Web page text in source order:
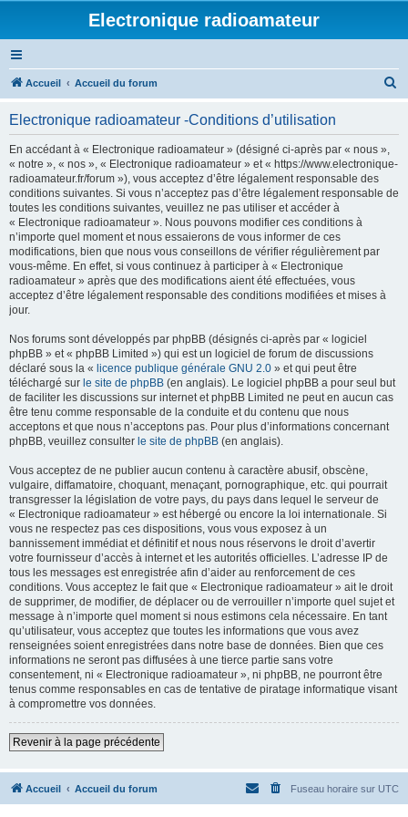
Electronique radioamateur
Accueil Accueil du forum
Electronique radioamateur -Conditions d’utilisation
En accédant à « Electronique radioamateur » (désigné ci-après par « nous »,
« notre », « nos », « Electronique radioamateur » et « https://www.electronique-
radioamateur.fr/forum »), vous acceptez d’être légalement responsable des
conditions suivantes. Si vous n’acceptez pas d’être légalement responsable de
toutes les conditions suivantes, veuillez ne pas utiliser et accéder à
« Electronique radioamateur ». Nous pouvons modifier ces conditions à
n’importe quel moment et nous essaierons de vous informer de ces
modifications, bien que nous vous conseillons de vérifier régulièrement par
vous-même. En effet, si vous continuez à participer à « Electronique
radioamateur » après que des modifications aient été effectuées, vous
acceptez d’être légalement responsable des conditions modifiées et mises à
jour.
Nos forums sont développés par phpBB (désignés ci-après par « logiciel
phpBB » et « phpBB Limited ») qui est un logiciel de forum de discussions
déclaré sous la « licence publique générale GNU 2.0 » et qui peut être
téléchargé sur le site de phpBB (en anglais). Le logiciel phpBB a pour seul but
de faciliter les discussions sur internet et phpBB Limited ne peut en aucun cas
être tenu comme responsable de la conduite et du contenu que nous
acceptons et que nous n’acceptons pas. Pour plus d’informations concernant
phpBB, veuillez consulter le site de phpBB (en anglais).
Vous acceptez de ne publier aucun contenu à caractère abusif, obscène,
vulgaire, diffamatoire, choquant, menaçant, pornographique, etc. qui pourrait
transgresser la législation de votre pays, du pays dans lequel le serveur de
« Electronique radioamateur » est hébergé ou encore la loi internationale. Si
vous ne respectez pas ces dispositions, vous vous exposez à un
bannissement immédiat et définitif et nous nous réservons le droit d’avertir
votre fournisseur d’accès à internet et les autorités officielles. L’adresse IP de
tous les messages est enregistrée afin d’aider au renforcement de ces
conditions. Vous acceptez le fait que « Electronique radioamateur » ait le droit
de supprimer, de modifier, de déplacer ou de verrouiller n’importe quel sujet et
message à n’importe quel moment si nous estimons cela nécessaire. En tant
qu’utilisateur, vous acceptez que toutes les informations que vous avez
renseignées soient enregistrées dans notre base de données. Bien que ces
informations ne seront pas diffusées à une tierce partie sans votre
consentement, ni « Electronique radioamateur », ni phpBB, ne pourront être
tenus comme responsables en cas de tentative de piratage informatique visant
à compromettre vos données.
Revenir à la page précédente
Accueil Accueil du forum Fuseau horaire sur UTC